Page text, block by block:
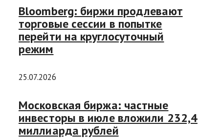
Bloomberg: биржи продлевают
торговые сессии в попытке
перейти на круглосуточный
режим
25.07.2026
Московская биржа: частные
инвесторы в июле вложили 232,4
миллиарда рублей